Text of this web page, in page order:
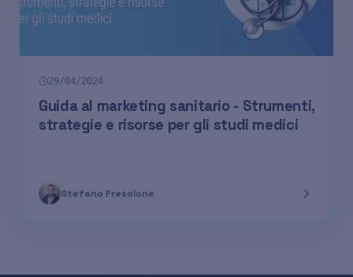
29/04/2024
Guida al marketing sanitario - Strumenti,
strategie e risorse per gli studi medici
Stefano Fresolone